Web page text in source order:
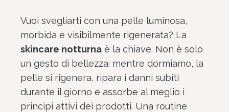
Vuoi svegliarti con una pelle luminosa,
morbida e visibilmente rigenerata? La
skincare notturna è la chiave. Non è solo
un gesto di bellezza: mentre dormiamo, la
pelle si rigenera, ripara i danni subiti
durante il giorno e assorbe al meglio i
principi attivi dei prodotti. Una routine